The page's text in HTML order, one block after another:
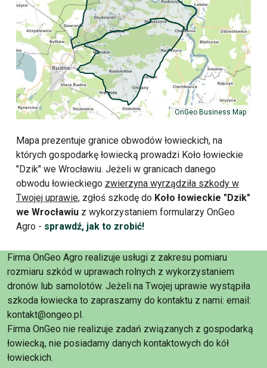
OnGeo Business Map
Mapa prezentuje granice obwodów łowieckich, na
których gospodarkę łowiecką prowadzi Koło łowieckie
"Dzik" we Wrocławiu. Jeżeli w granicach danego
obwodu łowieckiego zwierzyna wyrządziła szkody w
Twojej uprawie, zgłoś szkodę do Koło łowieckie "Dzik"
we Wrocławiuz wykorzystaniem formularzy OnGeo
Agro - sprawdź, jak to zrobić!
Firma OnGeo Agro realizuje usługi z zakresu pomiaru
rozmiaru szkód w uprawach rolnych z wykorzystaniem
dronów lub samolotów. Jeżeli na Twojej uprawie wystąpiła
szkoda łowiecka to zapraszamy do kontaktu z nami: email:
kontakt@ongeo.pl.
Firma OnGeo nie realizuje zadań związanych z gospodarką
łowiecką, nie posiadamy danych kontaktowych do kół
łowieckich.